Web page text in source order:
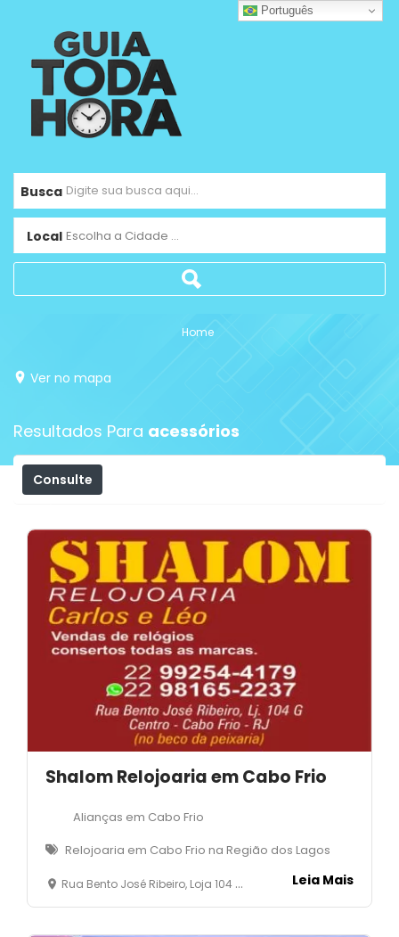
Busca
Local Escolha a Cidade ...
Home
Ver no mapa
Resultados Para acessórios
Consulte
Shalom Relojoaria em Cabo Frio
Alianças em Cabo Frio
Relojoaria em Cabo Frio na Região dos Lagos
Rua Bento José Ribeiro, Loja 104 - G - Centro - Cabo Frio Leia Mais
Português